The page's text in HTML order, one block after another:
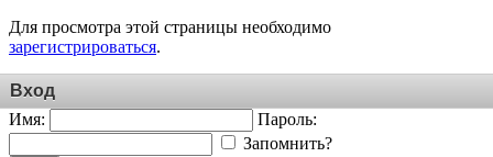
Для просмотра этой страницы необходимо
зарегистрироваться.
Вход
Имя:
Пароль:
Запомнить?